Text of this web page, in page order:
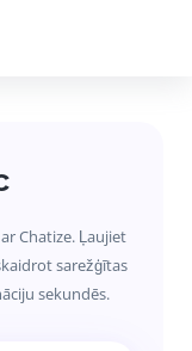
Chatize. Ļaujiet
sarežģītas
sekundēs.